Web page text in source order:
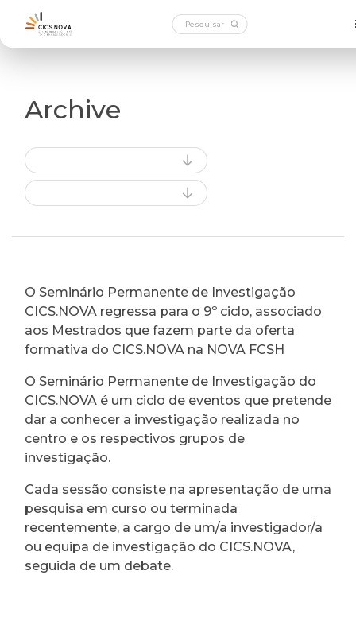
Archive
O Seminário Permanente de Investigação
CICS.NOVA regressa para o 9º ciclo, associado
aos Mestrados que fazem parte da oferta
formativa do CICS.NOVA na NOVA FCSH
O Seminário Permanente de Investigação do
CICS.NOVA é um ciclo de eventos que pretende
dar a conhecer a investigação realizada no
centro e os respectivos grupos de
investigação.
Cada sessão consiste na apresentação de uma
pesquisa em curso ou terminada
recentemente, a cargo de um/a investigador/a
ou equipa de investigação do CICS.NOVA,
seguida de um debate.